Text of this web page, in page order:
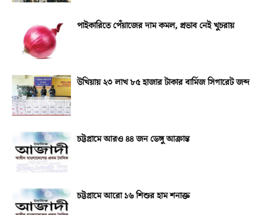
পাইকারিতে পেঁয়াজের দাম কমল, প্রভাব নেই খুচরায়
উখিয়ায় ২৩ লাখ ৮৫ হাজার টাকার বার্মিজ সিগারেট জব্দ
চট্টগ্রামে আরও ৪৪ জন ডেঙ্গু আক্রান্ত
চট্টগ্রামে আরো ১৬ শিশুর হাম শনাক্ত